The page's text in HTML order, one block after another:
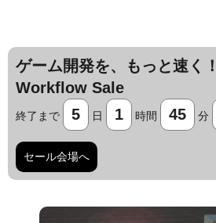
ゲーム開発を、もっと速く
Workflow Sale
終了まで 5 日 1 時間 45 分
セール会場へ